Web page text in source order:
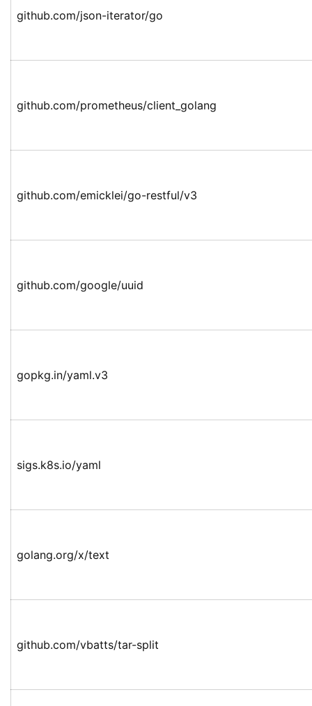
github.com/json-iterator/go
github.com/prometheus/client_golang
github.com/emicklei/go-restful/v3
github.com/google/uuid
gopkg.in/yaml.v3
sigs.k8s.io/yaml
golang.org/x/text
github.com/vbatts/tar-split